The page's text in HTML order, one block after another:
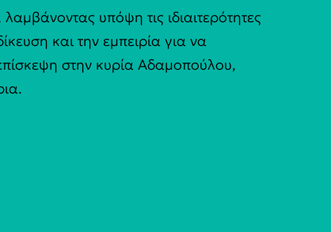
υπόψη τις ιδιαιτερότητες
και την εμπειρία για να
στην κυρία Αδαμοπούλου,